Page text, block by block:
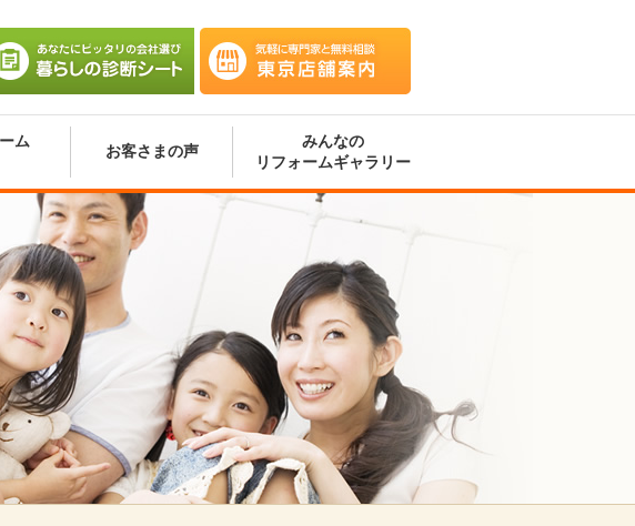
店舗案内
暮らしの診断シート
ム
お客さまの声
みんなの
リフォームギャラリー